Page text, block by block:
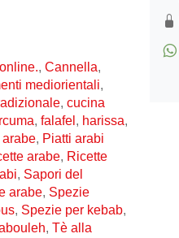
, Cannella,
mediorientali,
, cucina
, falafel , harissa,
, Piatti arabi
arabe, Ricette
, Sapori del
arabe, Spezie
, Spezie per kebab,
, Tè alla